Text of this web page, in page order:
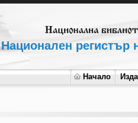
Национален регистър
Начало